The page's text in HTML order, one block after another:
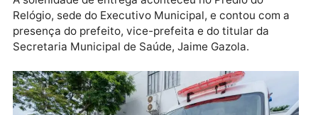
esforço contínuo para melhorar a qualidade do
atendimento à saúde na capital. Ele destacou a
importância de renovar e fortalecer o sistema de
saúde, buscando sempre atender às necessidades
urgentes da população.